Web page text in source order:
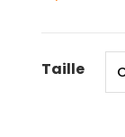
Taille